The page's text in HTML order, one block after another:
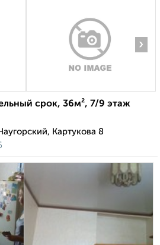
›
срок, 36м², 7/9 этаж
Картукова 8